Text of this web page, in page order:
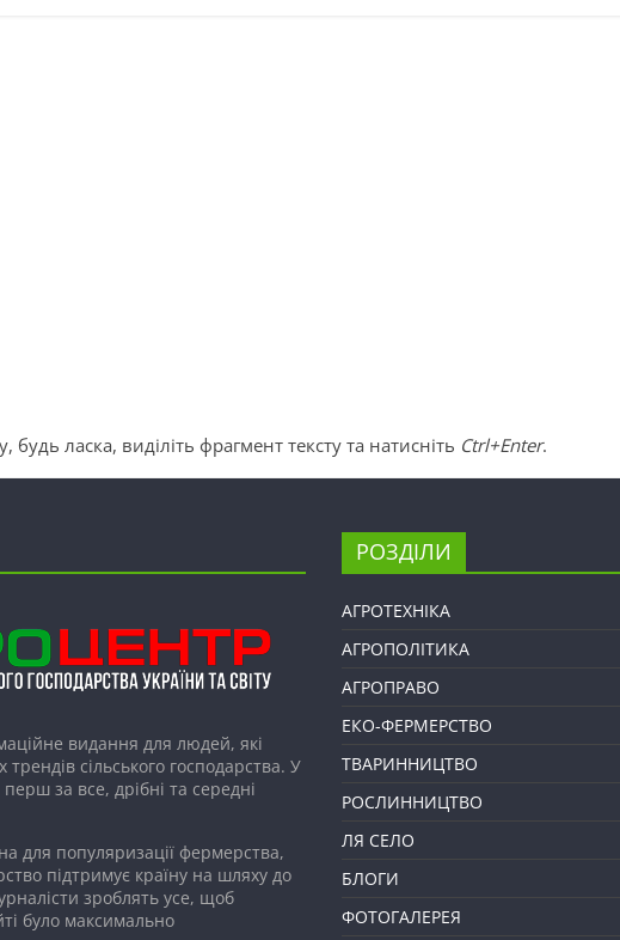
ласка, виділіть фрагмент тексту та натисніть Ctrl+Enter.
видання для людей, які
трендів сільського господарства. У
за все, дрібні та середні
для популяризації фермерства,
підтримує країну на шляху до
зроблять усе, щоб
було максимально
РОЗДІЛИ
АГРОТЕХНІКА
АГРОПОЛІТИКА
АГРОПРАВО
ЕКО-ФЕРМЕРСТВО
ТВАРИННИЦТВО
РОСЛИННИЦТВО
ЛЯ СЕЛО
БЛОГИ
ФОТОГАЛЕРЕЯ